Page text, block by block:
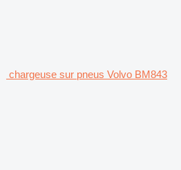
chargeuse sur pneus Volvo BM843